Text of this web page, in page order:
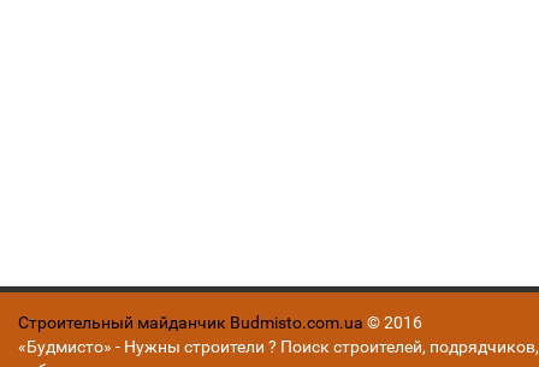
Строительный майданчик Budmisto.com.ua © 2016
«Будмисто» - Нужны строители ? Поиск строителей, подрядчиков,